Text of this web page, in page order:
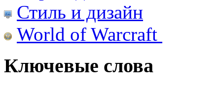
Стиль и дизайн
World of Warcraft
Ключевые слова